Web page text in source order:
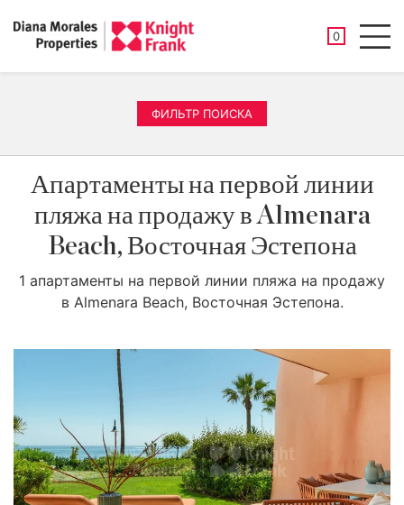
0
ФИЛЬТР ПОИСКА
Апартаменты на первой линии
пляжа на продажу в Almenara
Beach, Восточная Эстепона
1 апартаменты на первой линии пляжа на продажу
в Almenara Beach, Восточная Эстепона.